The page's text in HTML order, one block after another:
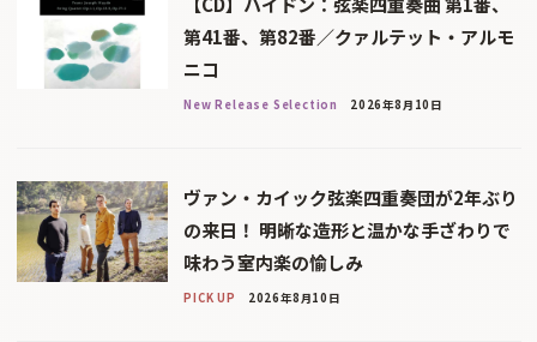
第41番、第82番／クァルテット・アルモ
ニコ
New Release Selection 2026年8月10日
ヴァン・カイック弦楽四重奏団が2年ぶり
の来日！ 明晰な造形と温かな手ざわりで
味わう室内楽の愉しみ
PICK UP 2026年8月10日